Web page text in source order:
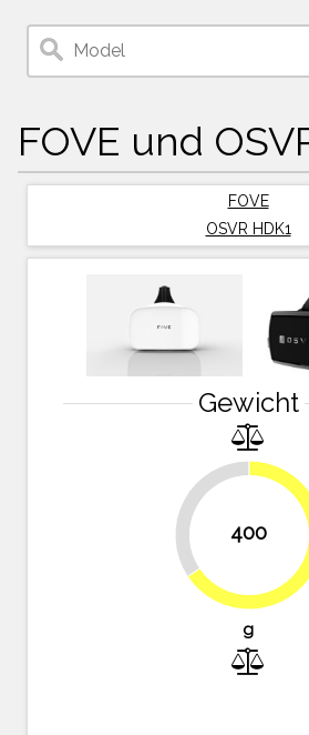
FOVE und
FOVE
OSVR HDK1
Gewicht
400
34.4%
65.6%
g